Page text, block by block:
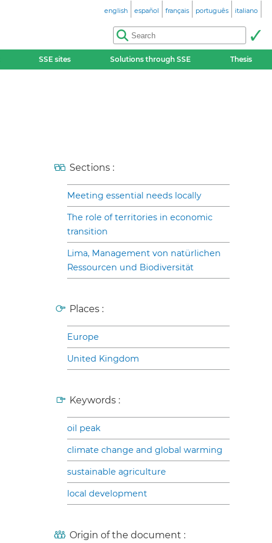
english español français português italiano
SSE sites Solutions through SSE Thesis
Sections :
Meeting essential needs locally
The role of territories in economic
transition
Lima, Management von natürlichen
Ressourcen und Biodiversität
Places :
Europe
United Kingdom
Keywords :
oil peak
climate change and global warming
sustainable agriculture
local development
Origin of the document :